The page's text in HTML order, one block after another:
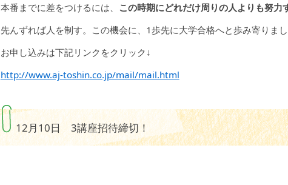
本番までに差をつけるには、 この時期にどれだけ周りの人よりも努力
先んずれば人を制す。この機会に、1歩先に大学合格へと歩み寄りまし
お申し込みは下記リンクをクリック↓
http://www.aj-toshin.co.jp/mail/mail.html
12月10日 3講座招待締切！